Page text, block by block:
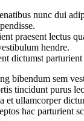
nunc dui
praesent lectus
hendre.
dictumst
bibendum sem
tincidunt purus
et ullamcorper
hac parturient